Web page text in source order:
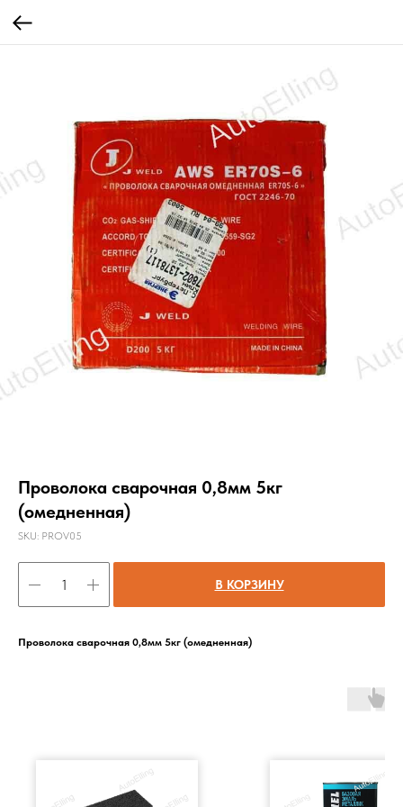
Проволока сварочная 0,8мм 5кг
(омедненная)
SKU: PROV05
В КОРЗИНУ
Проволока сварочная 0,8мм 5кг (омедненная)